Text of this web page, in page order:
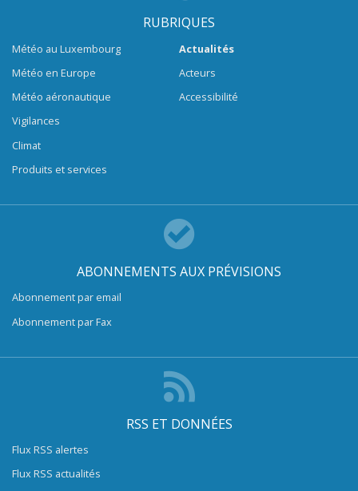
RUBRIQUES
Météo au Luxembourg
Météo en Europe
Météo aéronautique
Vigilances
Climat
Produits et services
Actualités
Acteurs
Accessibilité
ABONNEMENTS AUX PRÉVISIONS
Abonnement par email
Abonnement par Fax
RSS ET DONNÉES
Flux RSS alertes
Flux RSS actualités